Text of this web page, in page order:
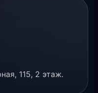
115, 2 этаж.